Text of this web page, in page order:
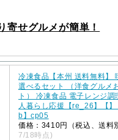
寄せグルメが簡単！
冷凍食品【本州 送料無料】
選べるセット （洋食グルメ
ト） 冷凍食品 電子レンジ調
人暮らし応援【re_26】【
b】cp05
価格：3410円（税込、送料
7/18時点)